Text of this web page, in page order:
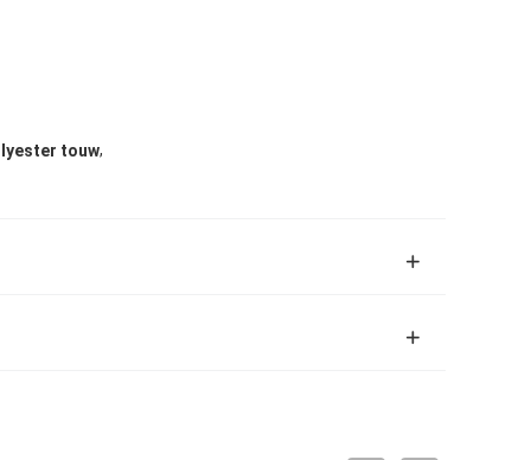
touw,